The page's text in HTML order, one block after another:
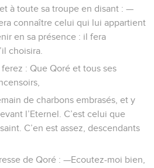
et à toute sa troupe en disant : —
connaître celui qui lui appartient
en sa présence : il fera
choisira.
: Que Qoré et tous ses
de charbons embrasés, et y
l’Eternel. C’est celui que
C’en est assez, descendants
de Qoré : —Ecoutez-moi bien,